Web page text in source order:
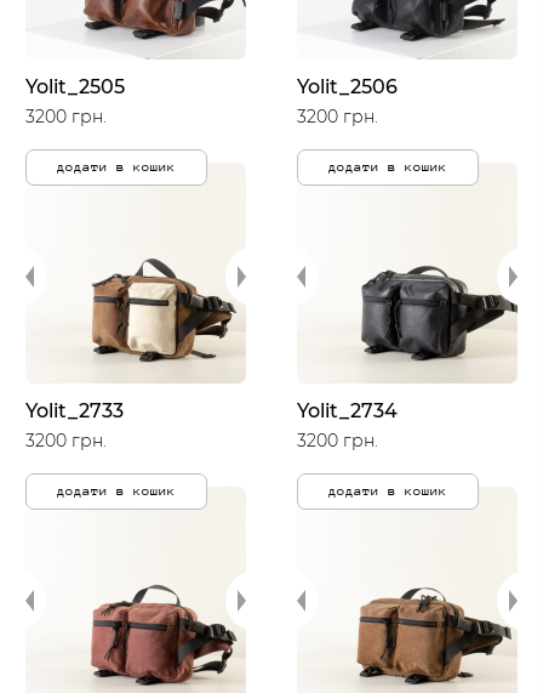
Yolit_2505
3200 грн.
додати в кошик
Yolit_2506
3200 грн.
додати в кошик
Yolit_2733
3200 грн.
додати в кошик
Yolit_2734
3200 грн.
додати в кошик